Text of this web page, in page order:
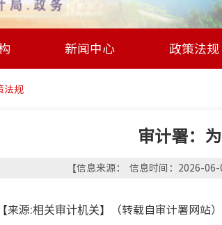
新闻中心 政策法规
法规
审计署：
【信息来源： 信息时间：2026-06-
来源:相关审计机关】（转载自审计署网站）